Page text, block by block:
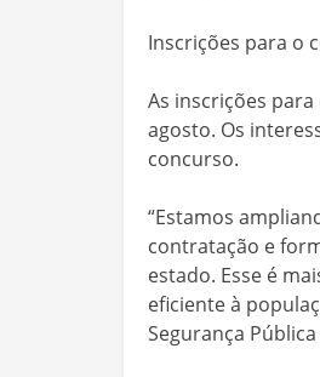
Inscrições para o
As inscrições
agosto. Os
concurso.
“Estamos
contratação e
estado. Esse é
eficiente à
Segurança